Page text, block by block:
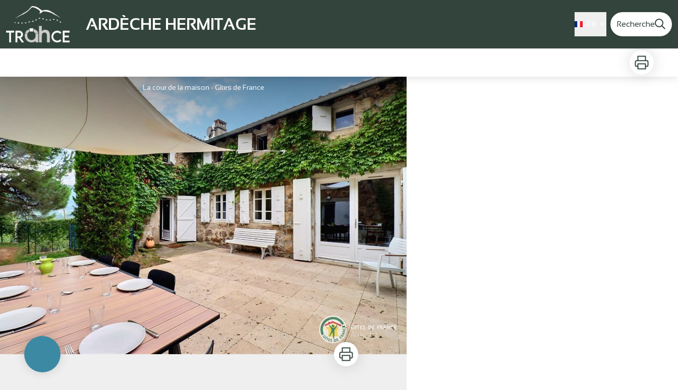
ARDÈCHE HERMITAGE Recherche
Imprimer
La cour de la maison - Gîtes de France
Imprimer